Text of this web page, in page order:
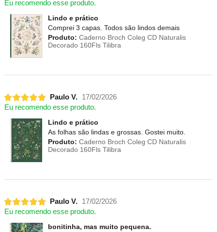
Eu recomendo esse produto.
Lindo e prático
Comprei 3 capas. Todos são lindos demais
Produto: Caderno Broch Coleg CD Naturalis
Decorado 160Fls Tilibra
Paulo V.
17/02/2026
Eu recomendo esse produto.
Lindo e prático
As folhas são lindas e grossas. Gostei muito.
Produto: Caderno Broch Coleg CD Naturalis
Decorado 160Fls Tilibra
Paulo V.
17/02/2026
Eu recomendo esse produto.
bonitinha, mas muito pequena.